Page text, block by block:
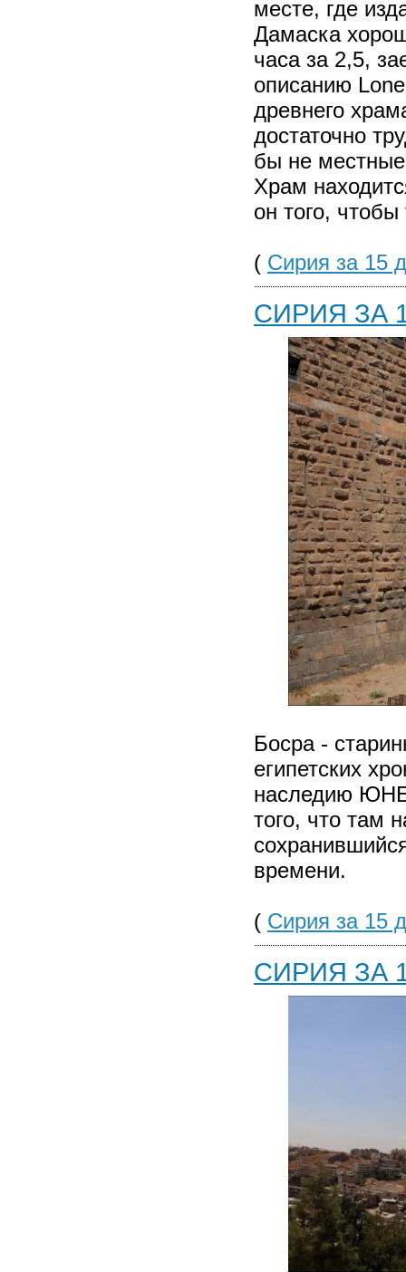
месте, где
Дамаска
часа за 2,5,
описанию
древнего
достаточно
бы не
Храм
он того,
( Сирия за 15
СИРИЯ ЗА
Босра -
египетских
наследию
того, что там
времени.
( Сирия за 15
СИРИЯ ЗА